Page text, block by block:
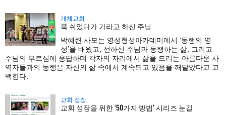
개체교회
푹 쉬었다가 가라고 하신 주님
박혜련 사모는 영성형성아카데미에서 ‘동행의 영
성’을 배웠고, 선하신 주님과 동행하는 삶, 그리고
주님의 부르심에 응답하며 각자의 자리에서 삶을 드리는 아름다운 사
역자들과의 동행은 자신의 삶 속에서 계속되고 있음을 깨달았다고 고
백한다.
교회 성장
교회 성장을 위한 ‘50가지 방법’ 시리즈 눈길